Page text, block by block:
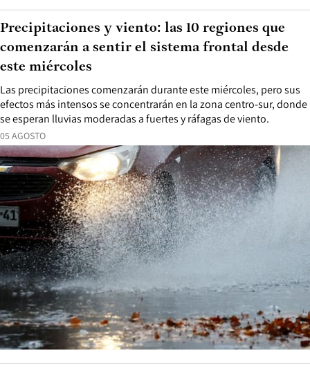
05 AGOSTO
Las precipitaciones comenzarán durante este miércoles, pero sus
efectos más intensos se concentrarán en la zona centro-sur, donde
se esperan lluvias moderadas a fuertes y ráfagas de viento.
Precipitaciones y viento: las 10 regiones que
comenzarán a sentir el sistema frontal desde
este miércoles